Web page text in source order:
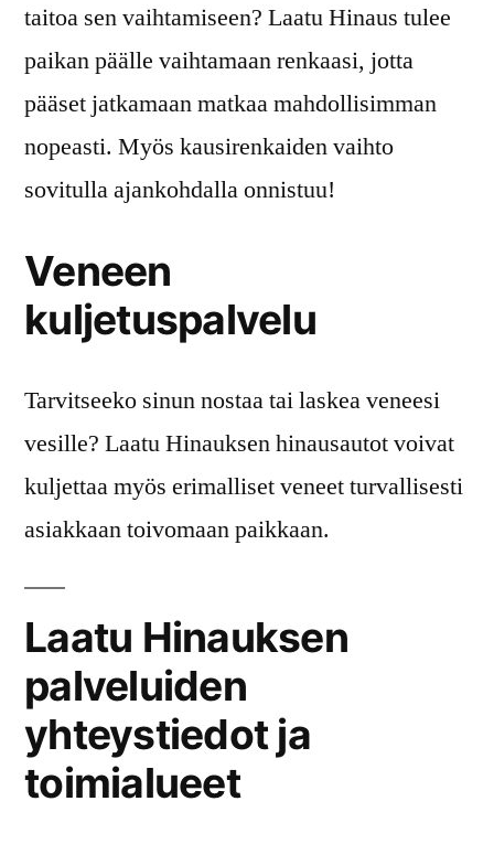
taitoa sen vaihtamiseen? Laatu Hinaus tulee
paikan päälle vaihtamaan renkaasi, jotta
pääset jatkamaan matkaa mahdollisimman
nopeasti. Myös kausirenkaiden vaihto
sovitulla ajankohdalla onnistuu!
Veneen
kuljetuspalvelu
Tarvitseeko sinun nostaa tai laskea veneesi
vesille? Laatu Hinauksen hinausautot voivat
kuljettaa myös erimalliset veneet turvallisesti
asiakkaan toivomaan paikkaan.
Laatu Hinauksen
palveluiden
yhteystiedot ja
toimialueet